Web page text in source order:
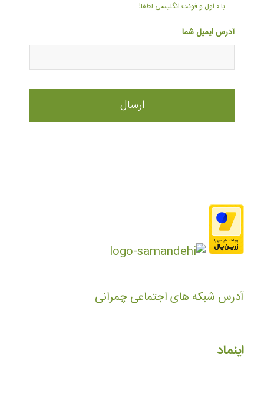
با ۰ اول و فونت انگلیسی لطفا!
آدرس ایمیل شما
آدرس شبکه های اجتماعی چمرانی
اینماد